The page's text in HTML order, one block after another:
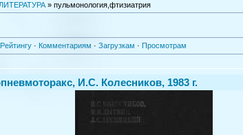
» пульмонология,фтизиатрия
Рейтингу · Комментариям · Загрузкам · Просмотрам
И.С. Колесников, 1983 г.